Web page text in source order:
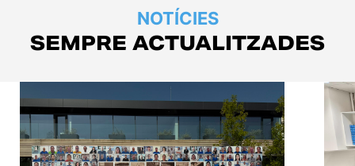
NOTÍCIES
SEMPRE ACTUALITZADES